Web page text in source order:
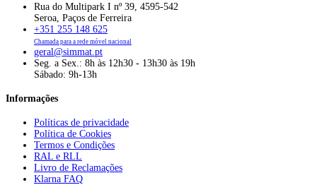
Rua do Multipark I nº 39, 4595-542
Seroa, Paços de Ferreira
+351 255 148 625
Chamada para a rede móvel nacional
geral@simmat.pt
Seg. a Sex.: 8h às 12h30 - 13h30 às 19h
Sábado: 9h-13h
Informações
Políticas de privacidade
Política de Cookies
Termos e Condições
RAL e RLL
Livro de Reclamações
Klarna FAQ